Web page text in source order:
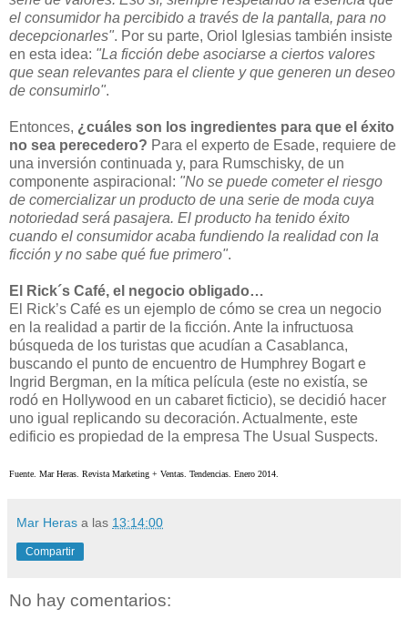
el consumidor ha percibido a través de la pantalla, para no
decepcionarles". Por su parte, Oriol Iglesias también insiste
en esta idea: "La ficción debe asociarse a ciertos valores
que sean relevantes para el cliente y que generen un deseo
de consumirlo".
Entonces, ¿cuáles son los ingredientes para que el éxito
no sea perecedero? Para el experto de Esade, requiere de
una inversión continuada y, para Rumschisky, de un
componente aspiracional: "No se puede cometer el riesgo
de comercializar un producto de una serie de moda cuya
notoriedad será pasajera. El producto ha tenido éxito
cuando el consumidor acaba fundiendo la realidad con la
ficción y no sabe qué fue primero".
El Rick´s Café, el negocio obligado…
El Rick’s Café es un ejemplo de cómo se crea un negocio
en la realidad a partir de la ficción. Ante la infructuosa
búsqueda de los turistas que acudían a Casablanca,
buscando el punto de encuentro de Humphrey Bogart e
Ingrid Bergman, en la mítica película (este no existía, se
rodó en Hollywood en un cabaret ficticio), se decidió hacer
uno igual replicando su decoración. Actualmente, este
edificio es propiedad de la empresa The Usual Suspects.
Fuente. Mar Heras. Revista Marketing + Ventas. Tendencias. Enero 2014.
Mar Heras a las 13:14:00
Compartir
No hay comentarios: